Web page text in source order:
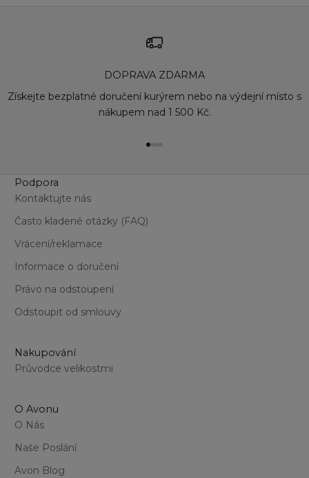
DOPRAVA ZDARMA
Získejte bezplatné doručení kurýrem nebo na výdejní místo s
nákupem nad 1 500 Kč.
Přejít na položku 1
Přejít na položku 2
Podpora
Kontaktujte nás
Často kladené otázky (FAQ)
Vrácení/reklamace
Informace o doručení
Právo na odstoupení
Odstoupit od smlouvy
Nakupování
Průvodce velikostmi
O Avonu
O Nás
Naše Poslání
Avon Blog